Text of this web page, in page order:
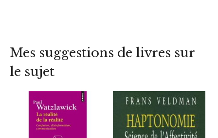
Mes suggestions de livres sur
le sujet